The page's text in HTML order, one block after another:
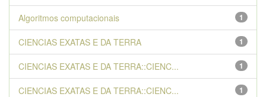
1
Algoritmos computacionais
1
CIENCIAS EXATAS E DA TERRA
1
CIENCIAS EXATAS E DA TERRA::CIENC...
1
CIENCIAS EXATAS E DA TERRA::CIENC...